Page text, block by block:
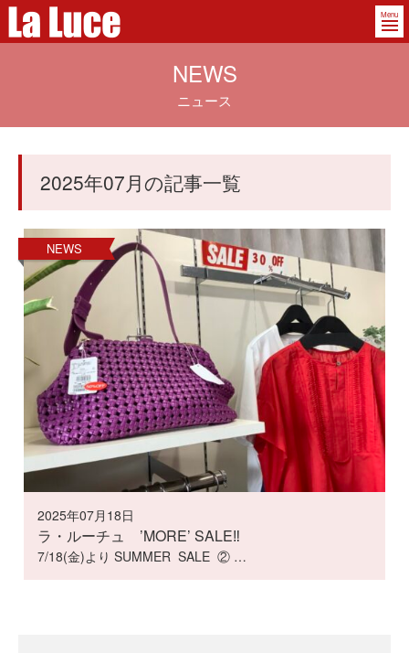
Menu
NEWS
ニュース
2025年07月の記事一覧
NEWS
2025年07月18日
ラ・ルーチュ ’MORE’ SALE‼️
7/18(金)より SUMMER SALE ② …